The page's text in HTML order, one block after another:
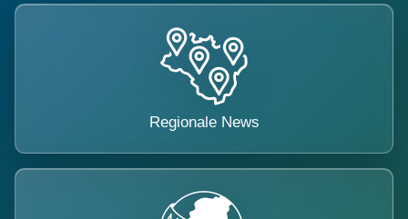
Regionale News